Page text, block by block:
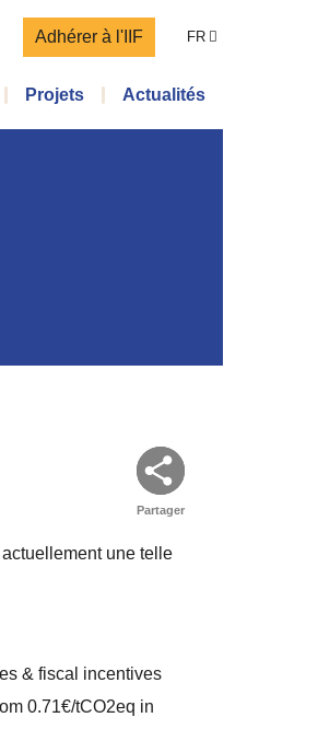
Adhérer à l'IIF FR
Projets Actualités
Partager
une telle
& fiscal incentives
0.71€/tCO2eq in